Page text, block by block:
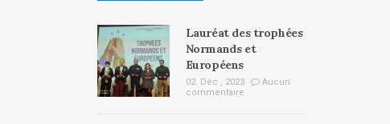
Lauréat des trophées
Normands et
Européens
02. Déc , 2023
Aucun
commentaire